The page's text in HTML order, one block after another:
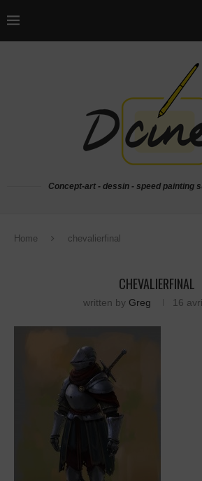
Concept-art - dessin - speed painting
Home chevalierfinal
CHEVALIERFINAL
written by Greg 16